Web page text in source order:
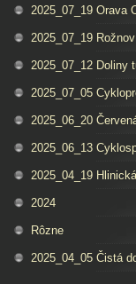
2025_07_19 Orava
2025_07_19
2025_07_12 Doliny
2025_07_05
2025_06_20
2025_06_13
2025_04_19
2024
Rôzne
2025_04_05 Čistá